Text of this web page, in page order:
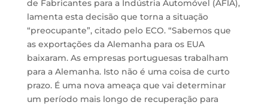
de Fabricantes para a Indústria Automóvel (AFIA),
lamenta esta decisão que torna a situação
“preocupante”, citado pelo ECO. “Sabemos que
as exportações da Alemanha para os EUA
baixaram. As empresas portuguesas trabalham
para a Alemanha. Isto não é uma coisa de curto
prazo. É uma nova ameaça que vai determinar
um período mais longo de recuperação para